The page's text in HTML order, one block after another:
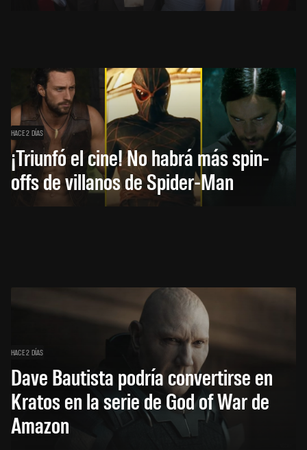
HACE 2 DÍAS
¡Triunfó el cine! No habrá más spin-
offs de villanos de Spider-Man
HACE 2 DÍAS
Dave Bautista podría convertirse en
Kratos en la serie de God of War de
Amazon